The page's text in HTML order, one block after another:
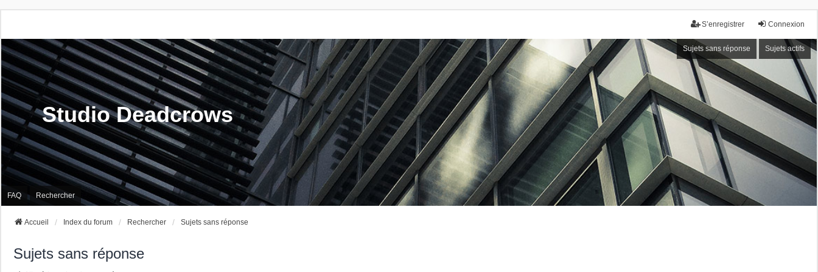
Connexion
S’enregistrer
Sujets sans réponse Sujets actifs
Studio Deadcrows
FAQ Rechercher
Accueil Index du forum Rechercher Sujets sans réponse
Sujets sans réponse